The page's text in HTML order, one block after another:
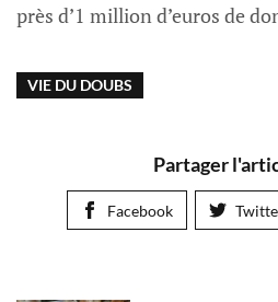
près d’1 million d’euros de
VIE DU DOUBS
Partager
Facebook